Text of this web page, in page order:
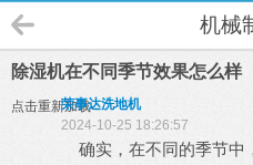
机械
除湿机在不同季节效果怎么样
点击重新加载荣事达洗地机
2024-10-25 18:26:57
确实，在不同的季节中